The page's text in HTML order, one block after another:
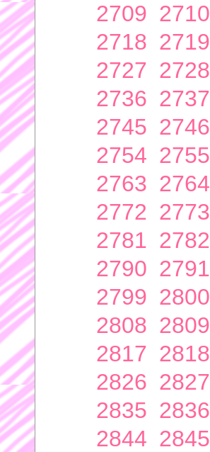
2709 2710
2718 2719
2727 2728
2736 2737
2745 2746
2754 2755
2763 2764
2772 2773
2781 2782
2790 2791
2799 2800
2808 2809
2817 2818
2826 2827
2835 2836
2844 2845